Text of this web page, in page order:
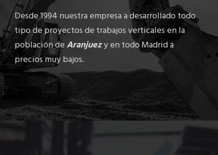
Desde 1994 nuestra empresa a desarrollado todo
tipo de proyectos de trabajos verticales en la
población deAranjuezy en todo Madrid a
precios muy bajos.